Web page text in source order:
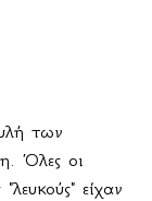
των
Όλες οι
είχαν